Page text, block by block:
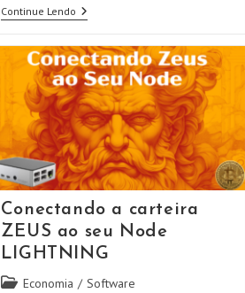
Continue LendoInstalando
E
Com
START9
Um
FULL
NODE
LIGHTNING
BITCOIN
Conectando a carteira
ZEUS ao seu Node
LIGHTNING
Categoria
Economia / Software